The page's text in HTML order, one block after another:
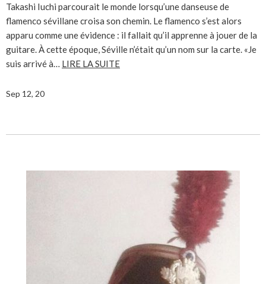
Takashi Iuchi parcourait le monde lorsqu’une danseuse de
flamenco sévillane croisa son chemin. Le flamenco s’est alors
apparu comme une évidence : il fallait qu’il apprenne à jouer de la
guitare. À cette époque, Séville n’était qu’un nom sur la carte. «Je
suis arrivé à… LIRE LA SUITE
Sep 12, 20